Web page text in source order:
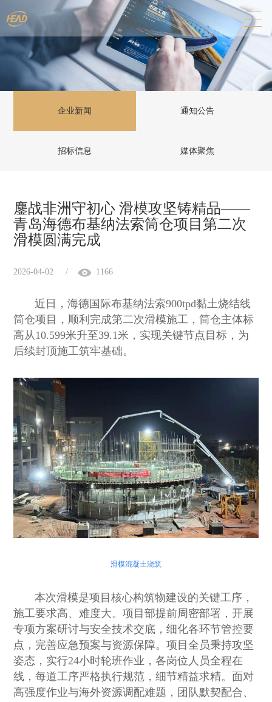
企业新闻 通知公告
招标信息 媒体聚焦
鏖战非洲守初心 滑模攻坚铸精品——
青岛海德布基纳法索筒仓项目第二次
滑模圆满完成
2026-04-02 / 1166
近日，海德国际布基纳法索900tpd黏土烧结线
筒仓项目，顺利完成第二次滑模施工，筒仓主体标
高从10.599米升至39.1米，实现关键节点目标，为
后续封顶施工筑牢基础。
滑模混凝土浇筑
本次滑模是项目核心构筑物建设的关键工序，
施工要求高、难度大。项目部提前周密部署，开展
专项方案研讨与安全技术交底，细化各环节管控要
点，完善应急预案与资源保障。项目全员秉持攻坚
姿态，实行24小时轮班作业，各岗位人员全程在
线，每道工序严格执行规范，细节精益求精。面对
高强度作业与海外资源调配难题，团队默契配合、